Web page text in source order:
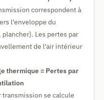
correspondent à
l'enveloppe du
Les pertes par
de l'air intérieur
thermique = Pertes par
transmission se calcule